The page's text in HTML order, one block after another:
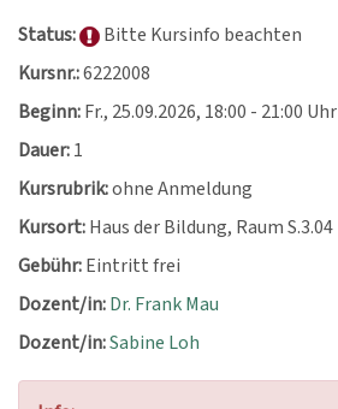
Status:
Bitte Kursinfo beachten
Kursnr.:6222008
Beginn:Fr., 25.09.2026, 18:00 - 21:00 Uhr
Dauer:1
Kursrubrik:ohne Anmeldung
Kursort:Haus der Bildung, Raum S.3.04
Gebühr:Eintritt frei
Dozent/in:Dr. Frank Mau
Dozent/in:Sabine Loh